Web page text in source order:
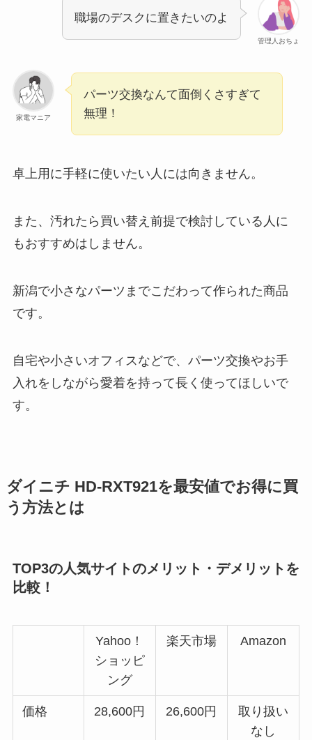
管理人おちょ
職場のデスクに置きたいのよ
家電マニア
パーツ交換なんて面倒くさすぎて
無理！
卓上用に手軽に使いたい人には向きません。
また、汚れたら買い替え前提で検討している人に
もおすすめはしません。
新潟で小さなパーツまでこだわって作られた商品
です。
自宅や小さいオフィスなどで、パーツ交換やお手
入れをしながら愛着を持って長く使ってほしいで
す。
ダイニチ HD-RXT921を最安値でお得に買
う方法とは
TOP3の人気サイトのメリット・デメリットを
比較！
Yahoo！
ショッピ
ング
楽天市場 Amazon
価格 28,600円 26,600円
取り扱い
なし